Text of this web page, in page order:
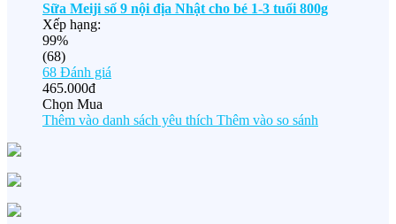
Sữa Meiji số 9 nội địa Nhật cho bé 1-3 tuổi 800g
Xếp hạng:
99%
(68)
68 Đánh giá
465.000đ
Chọn Mua
Thêm vào danh sách yêu thích Thêm vào so sánh